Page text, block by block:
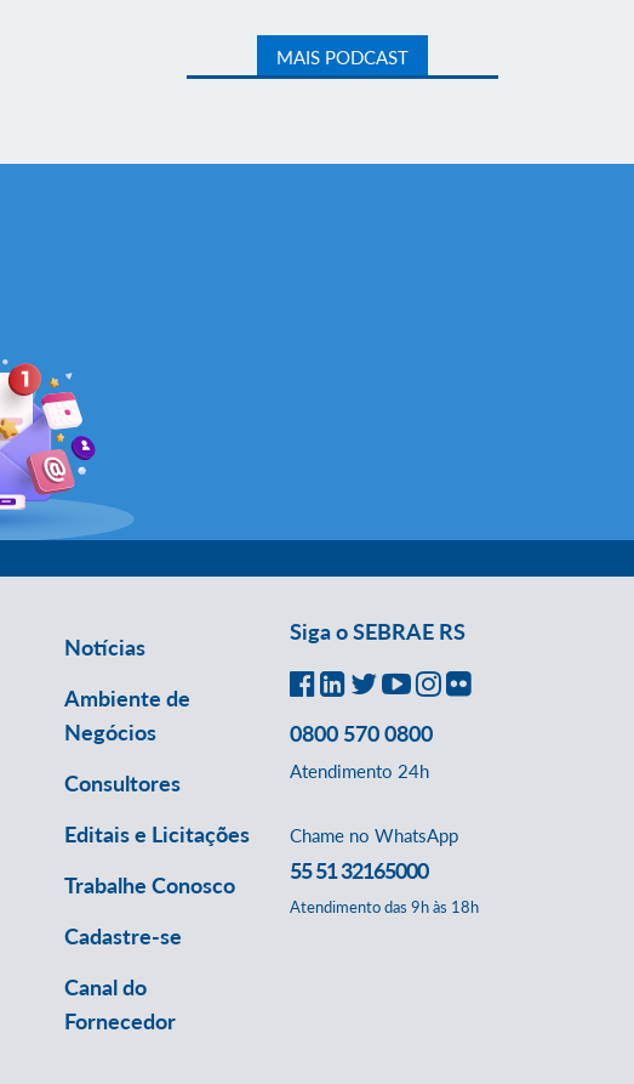
MAIS PODCAST
Notícias
Ambiente de
Negócios
Consultores
Editais e Licitações
Trabalhe Conosco
Cadastre-se
Canal do
Fornecedor
Siga o SEBRAE RS
0800 570 0800
Atendimento 24h
Chame no WhatsApp
55 51 32165000
Atendimento das 9h às 18h